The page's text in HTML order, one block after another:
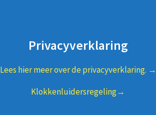
Privacyverklaring
Lees hier meer over de privacyverklaring. →
Klokkenluidersregeling→